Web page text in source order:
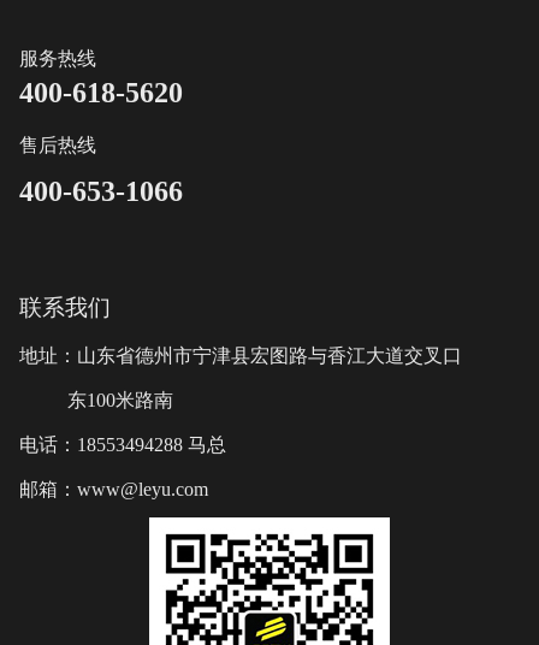
服务热线
400-618-5620
售后热线
400-653-1066
联系我们
地址：山东省德州市宁津县宏图路与香江大道交叉口
东100米路南
电话：18553494288 马总
邮箱：www@leyu.com